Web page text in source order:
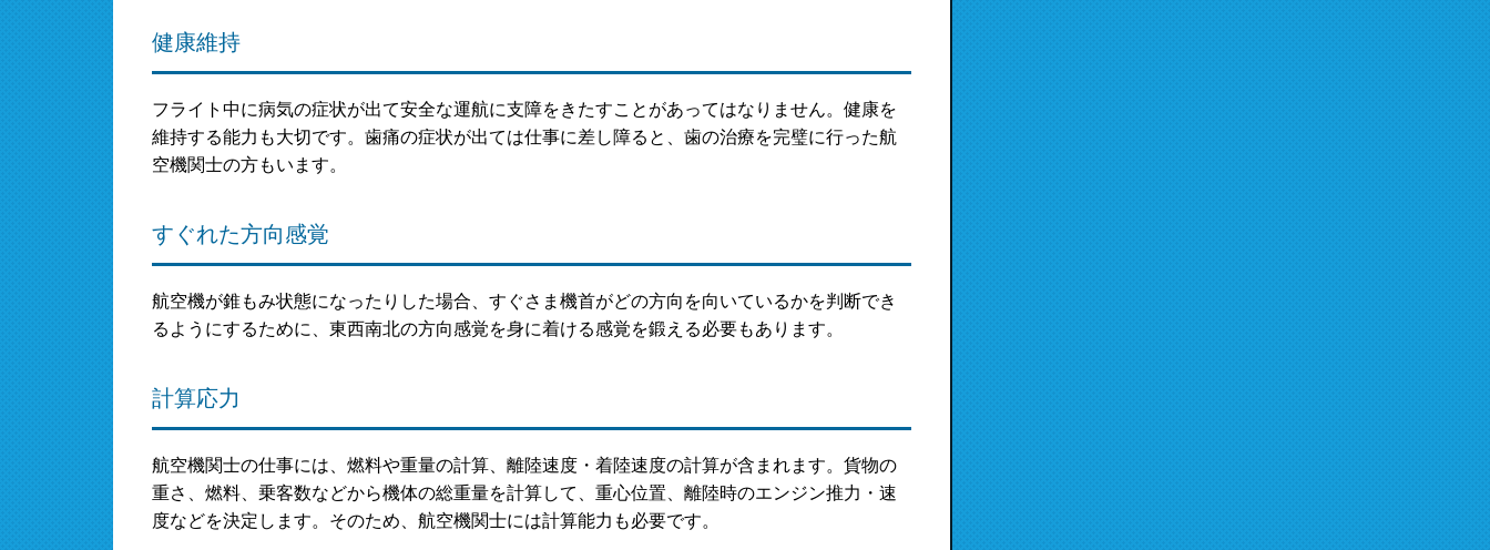
健康維持
フライト中に病気の症状が出て安全な運航に支障をきたすことがあってはなりません。健康を
維持する能力も大切です。歯痛の症状が出ては仕事に差し障ると、歯の治療を完璧に行った航
空機関士の方もいます。
すぐれた方向感覚
航空機が錐もみ状態になったりした場合、すぐさま機首がどの方向を向いているかを判断でき
るようにするために、東西南北の方向感覚を身に着ける感覚を鍛える必要もあります。
計算応力
航空機関士の仕事には、燃料や重量の計算、離陸速度・着陸速度の計算が含まれます。貨物の
重さ、燃料、乗客数などから機体の総重量を計算して、重心位置、離陸時のエンジン推力・速
度などを決定します。そのため、航空機関士には計算能力も必要です。